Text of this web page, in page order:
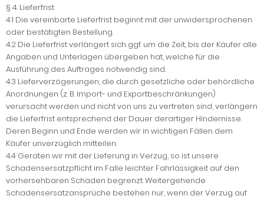
§ 4. Lieferfrist
4.1 Die vereinbarte Lieferfrist beginnt mit der unwidersprochenen
oder bestätigten Bestellung.
4.2 Die Lieferfrist verlängert sich ggf. um die Zeit, bis der Käufer alle
Angaben und Unterlagen übergeben hat, welche für die
Ausführung des Auftrages notwendig sind.
4.3 Lieferverzögerungen, die durch gesetzliche oder behördliche
Anordnungen (z. B. Import- und Exportbeschränkungen)
verursacht werden und nicht von uns zu vertreten sind, verlängern
die Lieferfrist entsprechend der Dauer derartiger Hindernisse.
Deren Beginn und Ende werden wir in wichtigen Fällen dem
Käufer unverzüglich mitteilen.
4.4 Geraten wir mit der Lieferung in Verzug, so ist unsere
Schadensersatzpflicht im Falle leichter Fahrlässigkeit auf den
vorhersehbaren Schaden begrenzt. Weitergehende
Schadensersatzansprüche bestehen nur, wenn der Verzug auf